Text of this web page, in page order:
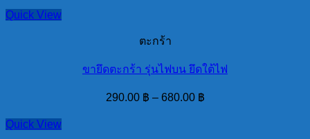
Quick View
ตะกร้า
ขายึดตะกร้า รุ่นไฟบน ยึดใต้ไฟ
290.00 ฿ – 680.00 ฿
Quick View